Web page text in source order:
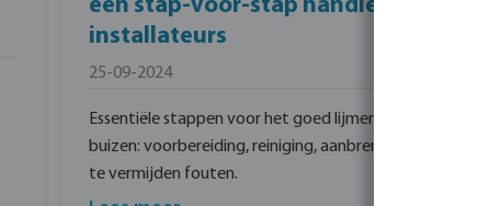
een stap-voor-stap handleiding voor
installateurs
25-09-2024
Essentiële stappen voor het goed lijmen van PVC-U
buizen: voorbereiding, reiniging, aanbrengen van lijm en
te vermijden fouten.